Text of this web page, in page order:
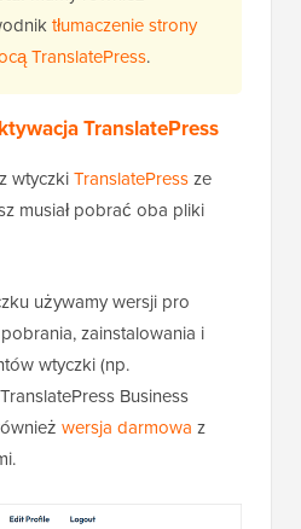
tłumaczenie strony
TranslatePress.
TranslatePress
wtyczkiTranslatePressze
musiał pobrać oba pliki
używamy wersji pro
zainstalowania i
wtyczki (np.
Business
wersja darmowa z